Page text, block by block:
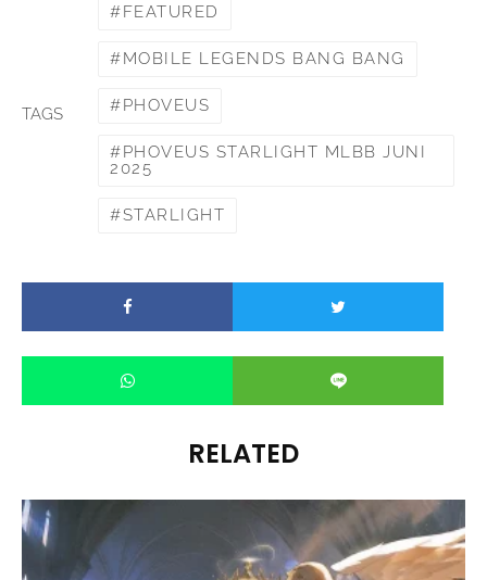
TAGS
FEATURED
MOBILE LEGENDS BANG BANG
PHOVEUS
PHOVEUS STARLIGHT MLBB JUNI
2025
STARLIGHT
RELATED